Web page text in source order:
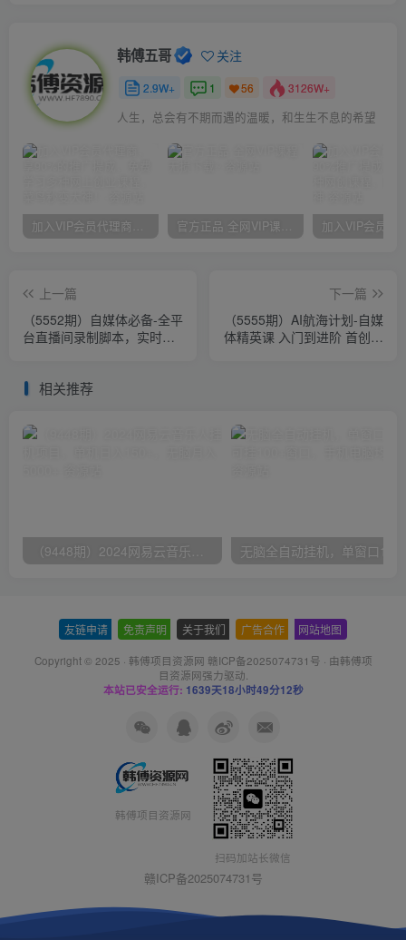
韩傅五哥 关注
2.9W+ 1 56 3126W+
人生，总会有不期而遇的温暖，和生生不息的希望
加入VIP会员代理商，享90%的推广提成，免费学习多种网上创业课程，菜鸟秒变大神！ 官方正品 全网VIP课程 无损下载~
上一篇
（5552期）自媒体必备-全平
台直播间录制脚本，实时录
下一篇
（5555期）AI航海计划-自媒
体精英课 入门到进阶 首创调
相关推荐
（9448期）2024网易云音乐人挂机项目，单机日入150+，无脑月入5000+
友链申请 免责声明 关于我们 广告合作 网站地图
Copyright © 2025 · 韩傅项目资源网 赣ICP备2025074731号 · 由韩傅项
目资源网强力驱动.
本站已安全运行: 1639天18小时49分12秒
韩傅项目资源网
扫码加站长微信
赣ICP备2025074731号